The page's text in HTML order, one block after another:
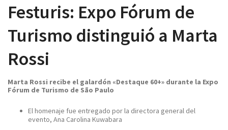
Festuris: Expo Fórum de
Turismo distinguió a Marta
Rossi
Marta Rossi recibe el galardón «Destaque 60+» durante la Expo
Fórum de Turismo de São Paulo
El homenaje fue entregado por la directora general del
evento, Ana Carolina Kuwabara